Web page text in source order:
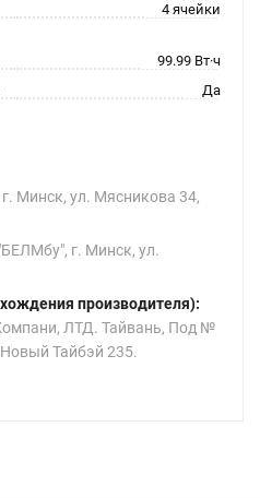
4 ячейки
99.99 Вт·ч
Да
Минск, ул. Мясникова 34,
г. Минск, ул.
производителя):
ЛТД. Тайвань, Под №
Тайбэй 235.